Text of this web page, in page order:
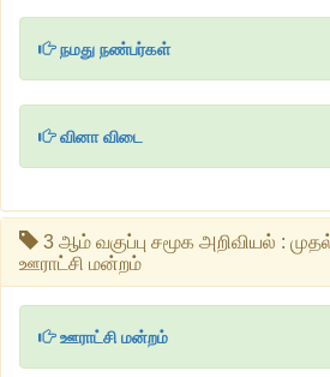
நமது நண்பர்கள்
வினா விடை
3 ஆம் வகுப்பு சமூக அறிவியல் :
ஊராட்சி மன்றம்
ஊராட்சி மன்றம்